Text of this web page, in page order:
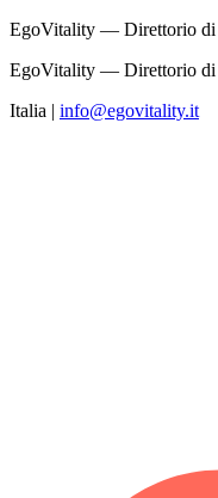
EgoVitality — Direttorio di
EgoVitality — Direttorio di
Italia | info@egovitality.it